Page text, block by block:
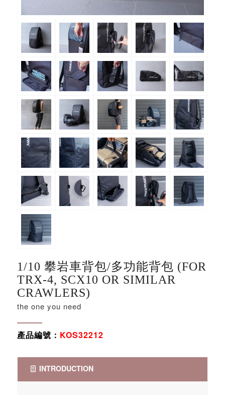
1/10 攀岩車背包/多功能背包 (FOR
TRX-4, SCX10 OR SIMILAR
CRAWLERS)
the one you need
產品編號： KOS32212
INTRODUCTION